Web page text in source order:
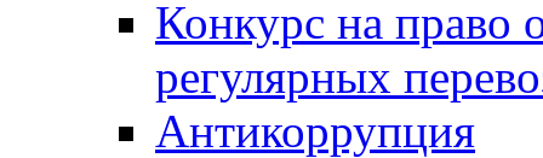
Конкурс на право
регулярных
Антикоррупция